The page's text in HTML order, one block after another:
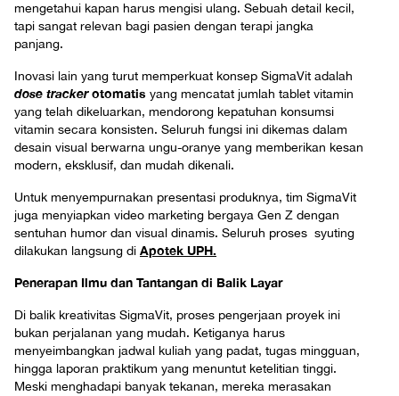
mengetahui kapan harus mengisi ulang. Sebuah detail kecil,
tapi sangat relevan bagi pasien dengan terapi jangka
panjang.
Inovasi lain yang turut memperkuat konsep SigmaVit adalah
dose trackerotomatis yang mencatat jumlah tablet vitamin
yang telah dikeluarkan, mendorong kepatuhan konsumsi
vitamin secara konsisten. Seluruh fungsi ini dikemas dalam
desain visual berwarna ungu-oranye yang memberikan kesan
modern, eksklusif, dan mudah dikenali.
Untuk menyempurnakan presentasi produknya, tim SigmaVit
juga menyiapkan video marketing bergaya Gen Z dengan
sentuhan humor dan visual dinamis. Seluruh proses syuting
dilakukan langsung di Apotek UPH.
Penerapan Ilmu dan Tantangan di Balik Layar
Di balik kreativitas SigmaVit, proses pengerjaan proyek ini
bukan perjalanan yang mudah. Ketiganya harus
menyeimbangkan jadwal kuliah yang padat, tugas mingguan,
hingga laporan praktikum yang menuntut ketelitian tinggi.
Meski menghadapi banyak tekanan, mereka merasakan